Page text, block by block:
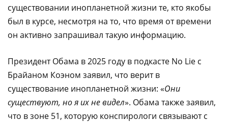
существовании инопланетной жизни те, кто якобы
был в курсе, несмотря на то, что время от времени
он активно запрашивал такую информацию.
Президент Обама в 2025 году в подкасте No Lie с
Брайаном Коэном заявил, что верит в
существование инопланетной жизни: «Они
существуют, но я их не видел». Обама также заявил,
что в зоне 51, которую конспирологи связывают с